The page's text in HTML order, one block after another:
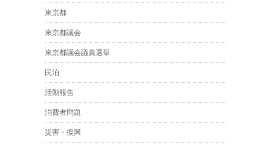
東京都
東京都議会
東京都議会議員選挙
民泊
活動報告
消費者問題
災害・復興